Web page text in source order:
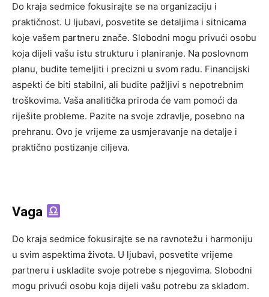
Do kraja sedmice fokusirajte se na organizaciju i
praktičnost. U ljubavi, posvetite se detaljima i sitnicama
koje vašem partneru znače. Slobodni mogu privući osobu
koja dijeli vašu istu strukturu i planiranje. Na poslovnom
planu, budite temeljiti i precizni u svom radu. Financijski
aspekti će biti stabilni, ali budite pažljivi s nepotrebnim
troškovima. Vaša analitička priroda će vam pomoći da
riješite probleme. Pazite na svoje zdravlje, posebno na
prehranu. Ovo je vrijeme za usmjeravanje na detalje i
praktično postizanje ciljeva.
Vaga
Do kraja sedmice fokusirajte se na ravnotežu i harmoniju
u svim aspektima života. U ljubavi, posvetite vrijeme
partneru i uskladite svoje potrebe s njegovima. Slobodni
mogu privući osobu koja dijeli vašu potrebu za skladom.